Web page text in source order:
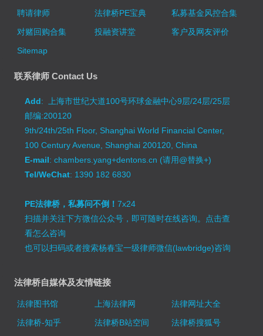
聘请律师
法律桥PE宝典
私募基金风控合集
对赌回购合集
投融资讲堂
客户及网友评价
Sitemap
联系律师 Contact Us
Add: 上海市世纪大道100号环球金融中心9层/24层/25层
邮编:200120
9th/24th/25th Floor, Shanghai World Financial Center,
100 Century Avenue, Shanghai 200120, China
E-mail: chambers.yang+dentons.cn (请用@替换+)
Tel/WeChat: 1390 182 6830
PE法律桥，私募问不倒！7x24
扫描并关注下方微信公众号，即可随时在线咨询。 点击查
看怎么咨询
也可以扫码或者搜索杨春宝一级律师微信(lawbridge)咨询
法律桥自媒体及友情链接
法律图书馆 上海法律网
法律网址大全
法律桥-知乎
法律桥B站空间
法律桥搜狐号